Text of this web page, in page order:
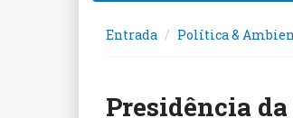
Entrada Política &
Presidência